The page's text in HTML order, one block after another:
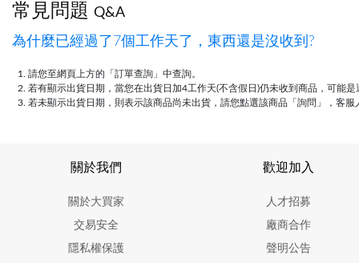
常見問題 Q&A
為什麼已經過了7個工作天了，東西還是沒收到?
請您至網頁上方的「訂單查詢」中查詢。
若有顯示出貨日期，當您在出貨日加4工作天(不含假日)仍未收到商品，可能
若未顯示出貨日期，則表示該商品尚未出貨，請您點選該商品「詢問」，客
關於我們
關於大買家
交易安全
隱私權保護
歡迎加入
人才招募
廠商合作
聲明公告